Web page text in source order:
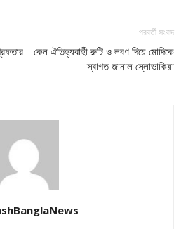
পরবর্তী সংবাদ
কেন ঐতিহ্যবাহী রুটি ও লবণ দিয়ে মোদিকে
স্বাগত জানাল স্লোভাকিয়া